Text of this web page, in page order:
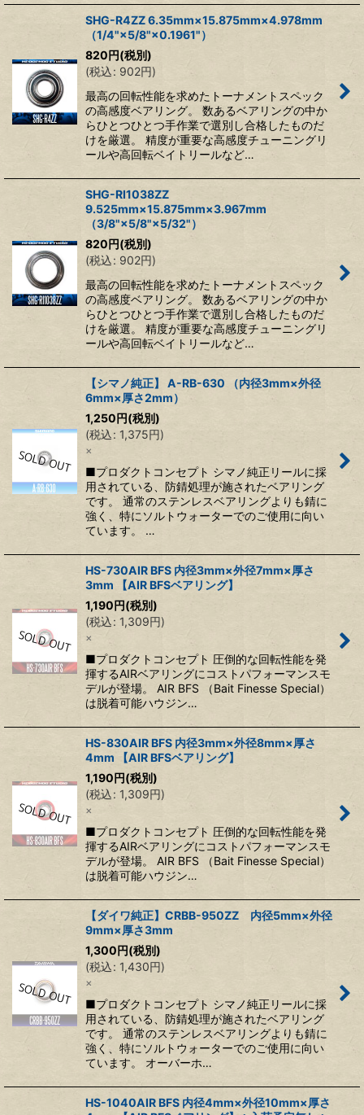
SHG-R4ZZ 6.35mm×15.875mm×4.978mm
（1/4"×5/8"×0.1961"）
820円(税別)
(税込: 902円)
最高の回転性能を求めたトーナメントスペック
の高感度ベアリング。 数あるベアリングの中か
らひとつひとつ手作業で選別し合格したものだ
けを厳選。 精度が重要な高感度チューニングリ
ールや高回転ベイトリールなど…
SHG-RI1038ZZ
9.525mm×15.875mm×3.967mm
（3/8"×5/8"×5/32"）
820円(税別)
(税込: 902円)
最高の回転性能を求めたトーナメントスペック
の高感度ベアリング。 数あるベアリングの中か
らひとつひとつ手作業で選別し合格したものだ
けを厳選。 精度が重要な高感度チューニングリ
ールや高回転ベイトリールなど…
【シマノ純正】 A-RB-630 （内径3mm×外径
6mm×厚さ2mm）
1,250円(税別)
(税込: 1,375円)
×
■プロダクトコンセプト シマノ純正リールに採
用されている、防錆処理が施されたベアリング
です。 通常のステンレスベアリングよりも錆に
強く、特にソルトウォーターでのご使用に向い
ています。 …
HS-730AIR BFS 内径3mm×外径7mm×厚さ
3mm 【AIR BFSベアリング】
1,190円(税別)
(税込: 1,309円)
×
■プロダクトコンセプト 圧倒的な回転性能を発
揮するAIRベアリングにコストパフォーマンスモ
デルが登場。 AIR BFS （Bait Finesse Special）
は脱着可能ハウジン…
HS-830AIR BFS 内径3mm×外径8mm×厚さ
4mm 【AIR BFSベアリング】
1,190円(税別)
(税込: 1,309円)
×
■プロダクトコンセプト 圧倒的な回転性能を発
揮するAIRベアリングにコストパフォーマンスモ
デルが登場。 AIR BFS （Bait Finesse Special）
は脱着可能ハウジン…
【ダイワ純正】CRBB-950ZZ 内径5mm×外径
9mm×厚さ3mm
1,300円(税別)
(税込: 1,430円)
×
■プロダクトコンセプト シマノ純正リールに採
用されている、防錆処理が施されたベアリング
です。 通常のステンレスベアリングよりも錆に
強く、特にソルトウォーターでのご使用に向い
ています。 オーバーホ…
HS-1040AIR BFS 内径4mm×外径10mm×厚さ